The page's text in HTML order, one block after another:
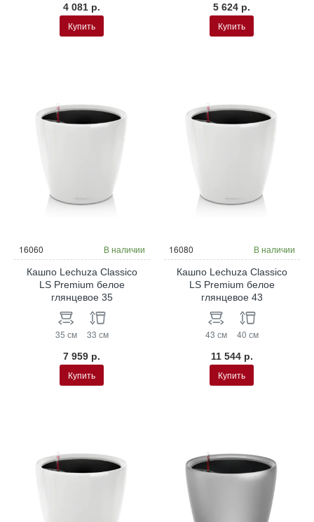
4 081 р.
Купить
5 624 р.
Купить
16060 В наличии
Кашпо Lechuza Classico
LS Premium белое
глянцевое 35
35 см 33 см
7 959 р.
Купить
16080 В наличии
Кашпо Lechuza Classico
LS Premium белое
глянцевое 43
43 см 40 см
11 544 р.
Купить